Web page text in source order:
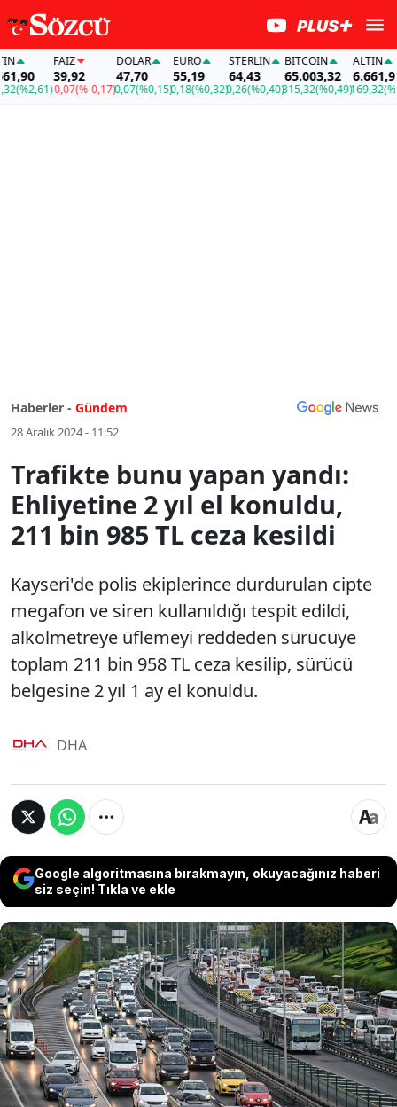
FAİZ
39,92
-0,07(%-0,17)
DOLAR
47,70
0,07(%0,15)
EURO
55,19
0,18(%0,32)
STERLIN
64,43
0,26(%0,40)
BITCOIN
65.003,32
315,32(%0,49)
ALTIN
6.661,90
169,32
Haberler - Gündem
28 Aralık 2024 - 11:52
Trafikte bunu yapan yandı:
Ehliyetine 2 yıl el konuldu,
211 bin 985 TL ceza kesildi
Kayseri'de polis ekiplerince durdurulan cipte
megafon ve siren kullanıldığı tespit edildi,
alkolmetreye üflemeyi reddeden sürücüye
toplam 211 bin 958 TL ceza kesilip, sürücü
belgesine 2 yıl 1 ay el konuldu.
DHA
Google algoritmasına bırakmayın, okuyacağınız haberi
siz seçin! Tıkla ve ekle
Kayseri'de polis ekiplerince durdurulan cipte
megafon ve siren kullanıldığı tespit edildi,
alkolmetreye üflemeyi reddeden sürücüye
toplam 211 bin 958 TL ceza kesilip, sürücü
belgesine 2 yıl 1 ay el konuldu.